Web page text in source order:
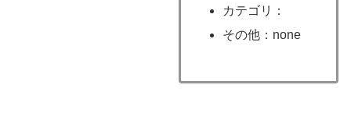
カテゴリ：
その他：none